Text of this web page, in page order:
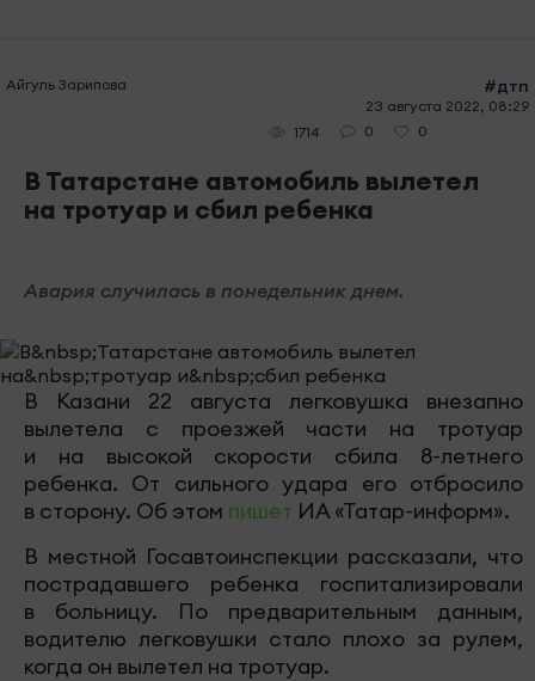
Айгуль Зарипова #дтп
23 августа 2022, 08:29
1714
0 0
В Татарстане автомобиль вылетел
на тротуар и сбил ребенка
Авария случилась в понедельник днем.
В Казани 22 августа легковушка внезапно
вылетела с проезжей части на тротуар
и на высокой скорости сбила 8-летнего
ребенка. От сильного удара его отбросило
в сторону. Об этом пишет ИА «Татар-информ».
В местной Госавтоинспекции рассказали, что
пострадавшего ребенка госпитализировали
в больницу. По предварительным данным,
водителю легковушки стало плохо за рулем,
когда он вылетел на тротуар.